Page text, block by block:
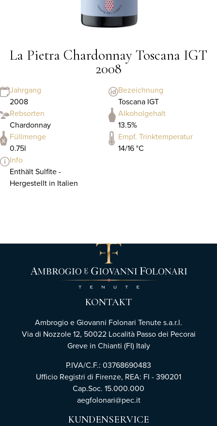
La Pietra Chardonnay Toscana IGT
2008
Jahrgang
2008
Bezeichnung
Toscana IGT
Rebsorten
Chardonnay
Alkoholgehalt
13.5%
Füllmenge
0.75l
Empf. Trinktemperatur
14/16 °C
Info
Enthält Sulfite -
Hergestellt in Italien
KONTAKT
Ambrogio e Giovanni Folonari Tenute s.a.r.l.
Via di Nozzole 12, 50022 Località Passo dei Pecorai
Greve in Chianti (FI) Italy
P.IVA/C.F.: 03768690483
Ufficio Registri di Firenze, REA: FI - 390201
Cap.Soc. 15.000.000
aegfolonari@pec.it
KUNDENSERVICE